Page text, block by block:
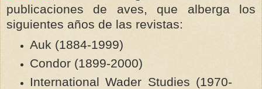
publicaciones de aves, que alberga los
siguientes años de las revistas:
Auk (1884-1999)
Condor (1899-2000)
International Wader Studies (1970-